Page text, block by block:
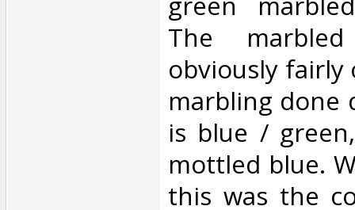
The
obviously fairly
marbling done
is blue /
mottled blue.
this was the